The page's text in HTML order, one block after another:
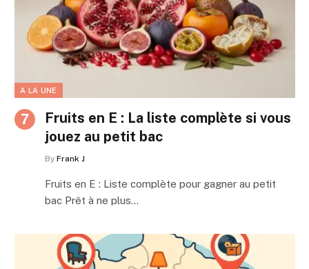
A LA UNE
Fruits en E : La liste complète si vous
jouez au petit bac
By Frank J
Fruits en E : Liste complète pour gagner au petit
bac Prêt à ne plus…